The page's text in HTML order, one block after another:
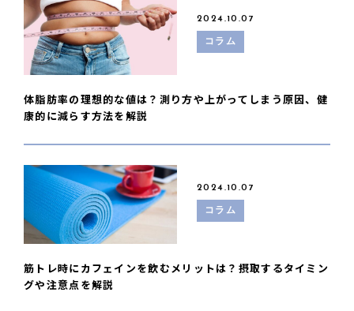
2024.10.07
コラム
体脂肪率の理想的な値は？測り方や上がってしまう原因、健
康的に減らす方法を解説
2024.10.07
コラム
筋トレ時にカフェインを飲むメリットは？摂取するタイミン
グや注意点を解説